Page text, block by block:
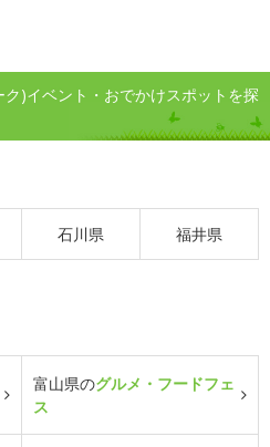
)イベント・おでかけスポットを探
石川県 福井県
富山県のグルメ・フードフェ
ス